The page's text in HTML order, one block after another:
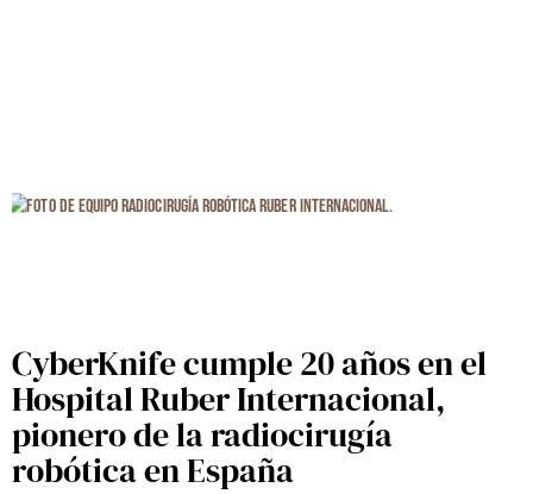
CyberKnife cumple 20 años en el
Hospital Ruber Internacional,
pionero de la radiocirugía
robótica en España